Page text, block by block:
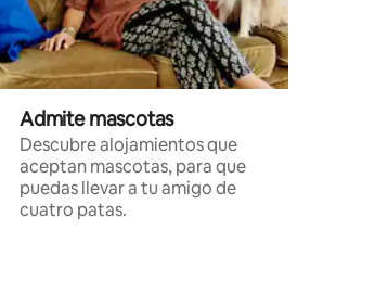
Admite mascotas
Descubre alojamientos que
aceptan mascotas, para que
puedas llevar a tu amigo de
cuatro patas.